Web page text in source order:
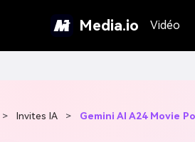
Media.io Vidéo
> Invites IA > Gemini AI A24 Movie